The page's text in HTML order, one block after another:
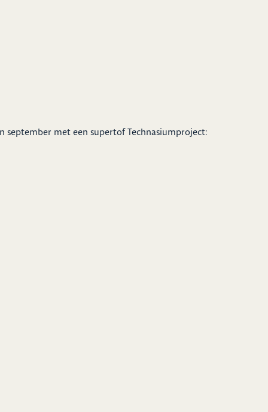
september met een supertof Technasiumproject: